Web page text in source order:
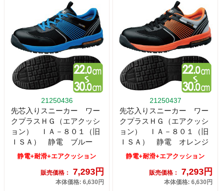
21250436
先芯入りスニーカー ワー
クプラスＨＧ（エアクッシ
ョン） ＩＡ－８０１（旧
ＩＳＡ） 静電 ブルー
静電+耐滑+エアクッション
販売価格： 7,293円
本体価格: 6,630円
21250437
先芯入りスニーカー ワー
クプラスＨＧ（エアクッシ
ョン） ＩＡ－８０１（旧
ＩＳＡ） 静電 オレンジ
静電+耐滑+エアクッション
販売価格： 7,293円
本体価格: 6,630円